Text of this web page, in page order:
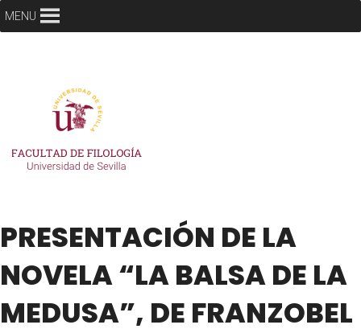
MENU
PRESENTACIÓN DE LA
NOVELA “LA BALSA DE LA
MEDUSA”, DE FRANZOBEL